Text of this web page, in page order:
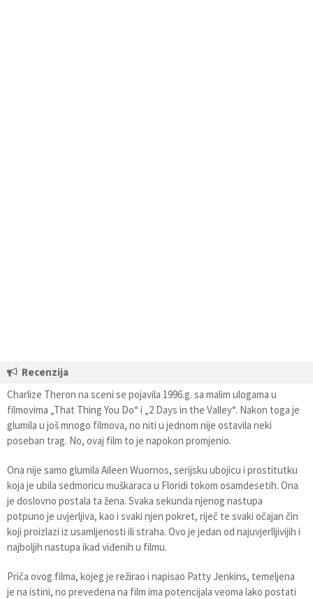
Recenzija
Charlize Theron na sceni se pojavila 1996.g. sa malim ulogama u
filmovima „That Thing You Do“ i „2 Days in the Valley“. Nakon toga je
glumila u još mnogo filmova, no niti u jednom nije ostavila neki
poseban trag. No, ovaj film to je napokon promjenio.
Ona nije samo glumila Aileen Wuornos, serijsku ubojicu i prostitutku
koja je ubila sedmoricu muškaraca u Floridi tokom osamdesetih. Ona
je doslovno postala ta žena. Svaka sekunda njenog nastupa
potpuno je uvjerljiva, kao i svaki njen pokret, riječ te svaki očajan čin
koji proizlazi iz usamljenosti ili straha. Ovo je jedan od najuvjerlljivijih i
najboljih nastupa ikad viđenih u filmu.
Priča ovog filma, kojeg je režirao i napisao Patty Jenkins, temeljena
je na istini, no prevedena na film ima potencijala veoma lako postati